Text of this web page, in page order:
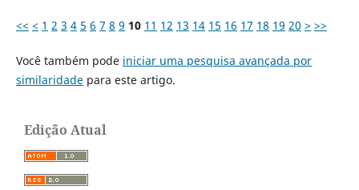
<< < 1 2 3 4 5 6 7 8 9 10 11 12 13 14 15 16 17 18 19 20 > >>
Você também pode iniciar uma pesquisa avançada por
similaridadepara este artigo.
Edição Atual